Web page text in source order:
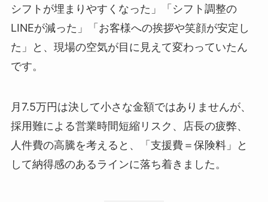
シフトが埋まりやすくなった」「シフト調整の
LINEが減った」「お客様への挨拶や笑顔が安定し
た」と、現場の空気が目に見えて変わっていたん
です。
月7.5万円は決して小さな金額ではありませんが、
採用難による営業時間短縮リスク、店長の疲弊、
人件費の高騰を考えると、「支援費＝保険料」と
して納得感のあるラインに落ち着きました。